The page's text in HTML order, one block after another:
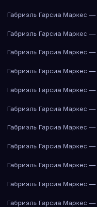
Габриэль Гарсиа Маркес —
Габриэль Гарсиа Маркес —
Габриэль Гарсиа Маркес —
Габриэль Гарсиа Маркес —
Габриэль Гарсиа Маркес —
Габриэль Гарсиа Маркес —
Габриэль Гарсиа Маркес —
Габриэль Гарсиа Маркес —
Габриэль Гарсиа Маркес —
Габриэль Гарсиа Маркес —
Габриэль Гарсиа Маркес —